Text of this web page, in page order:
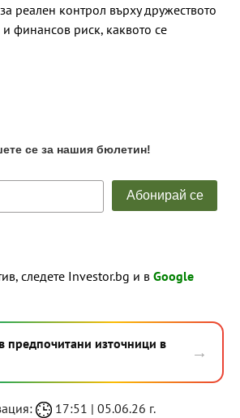
реален контрол върху дружеството
финансов риск, каквото се
следете Investor.bg и в Google
предпочитани източници в
→
17:51 | 05.06.26 г.